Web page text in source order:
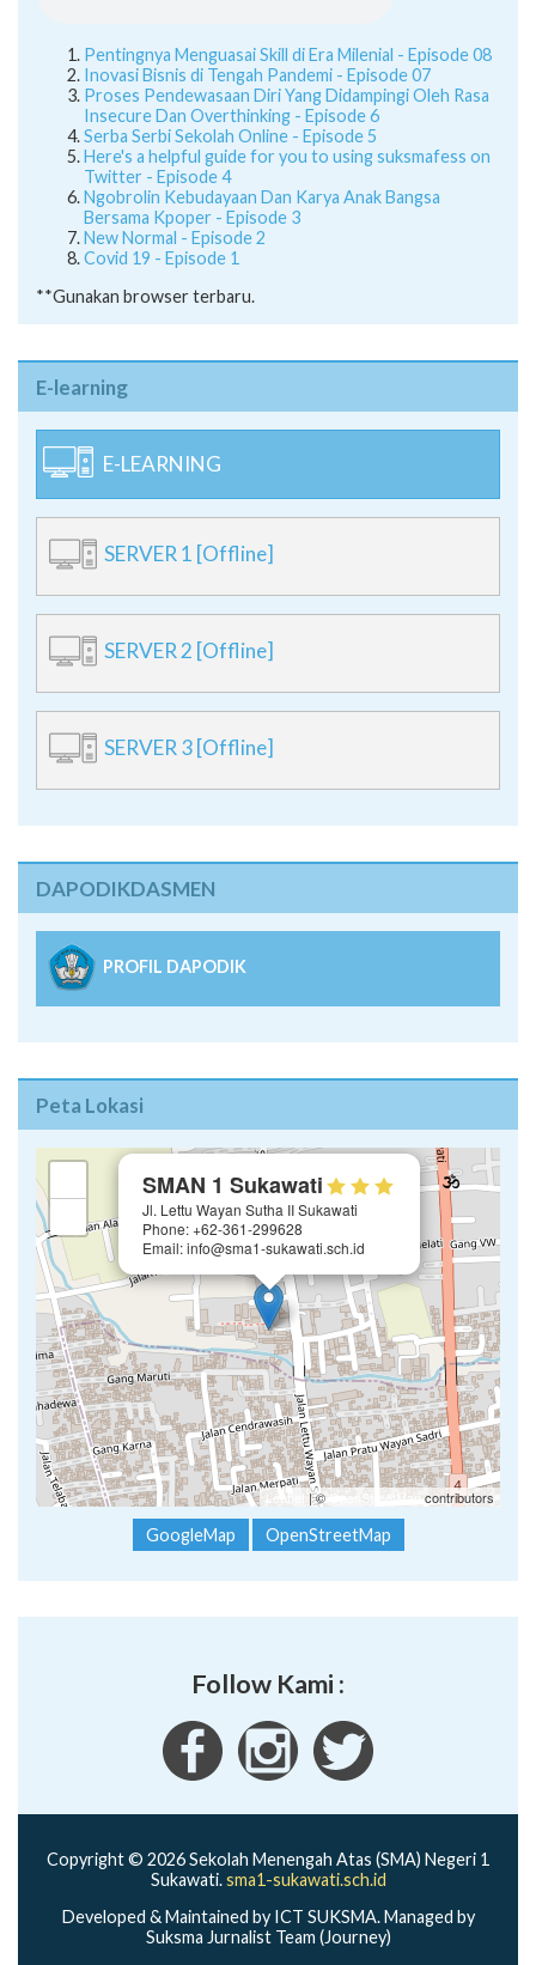
Pentingnya Menguasai Skill di Era Milenial - Episode 08
Inovasi Bisnis di Tengah Pandemi - Episode 07
Proses Pendewasaan Diri Yang Didampingi Oleh Rasa
Insecure Dan Overthinking - Episode 6
Serba Serbi Sekolah Online - Episode 5
Here's a helpful guide for you to using suksmafess on
Twitter - Episode 4
Ngobrolin Kebudayaan Dan Karya Anak Bangsa
Bersama Kpoper - Episode 3
New Normal - Episode 2
Covid 19 - Episode 1
**Gunakan browser terbaru.
E-learning
E-LEARNING
SERVER 1 [Offline]
SERVER 2 [Offline]
SERVER 3 [Offline]
DAPODIKDASMEN
PROFIL DAPODIK
Peta Lokasi
SMAN 1 Sukawati
Jl. Lettu Wayan Sutha II Sukawati
Phone: +62-361-299628
Email: info@sma1-sukawati.sch.id
Leaflet | ©OpenStreetMap contributors
GoogleMap OpenStreetMap
Follow Kami :
Copyright © 2026 Sekolah Menengah Atas (SMA) Negeri 1
Sukawati.sma1-sukawati.sch.id
Developed & Maintained by ICT SUKSMA. Managed by
Suksma Jurnalist Team (Journey)